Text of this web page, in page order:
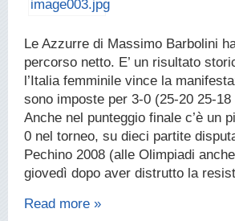
Le Azzurre di Massimo Barbolini
percorso netto. E’ un risultato
l’Italia femminile vince la
sono imposte per 3-0 (25-20 25-
Anche nel punteggio finale c’è un
0 nel torneo, su dieci partite
Pechino 2008 (alle Olimpiadi
giovedì dopo aver distrutto la
Read more »